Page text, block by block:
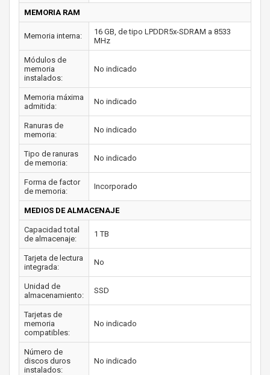
MEMORIA RAM
Memoria interna:
16 GB, de tipo LPDDR5x-SDRAM a 8533
MHz
Módulos de
memoria
instalados:
No indicado
Memoria máxima
admitida:
No indicado
Ranuras de
memoria:
No indicado
Tipo de ranuras
de memoria:
No indicado
Forma de factor
de memoria:
Incorporado
MEDIOS DE ALMACENAJE
Capacidad total
de almacenaje:
1 TB
Tarjeta de lectura
integrada:
No
Unidad de
almacenamiento:
SSD
Tarjetas de
memoria
compatibles:
No indicado
Número de
discos duros
instalados:
No indicado